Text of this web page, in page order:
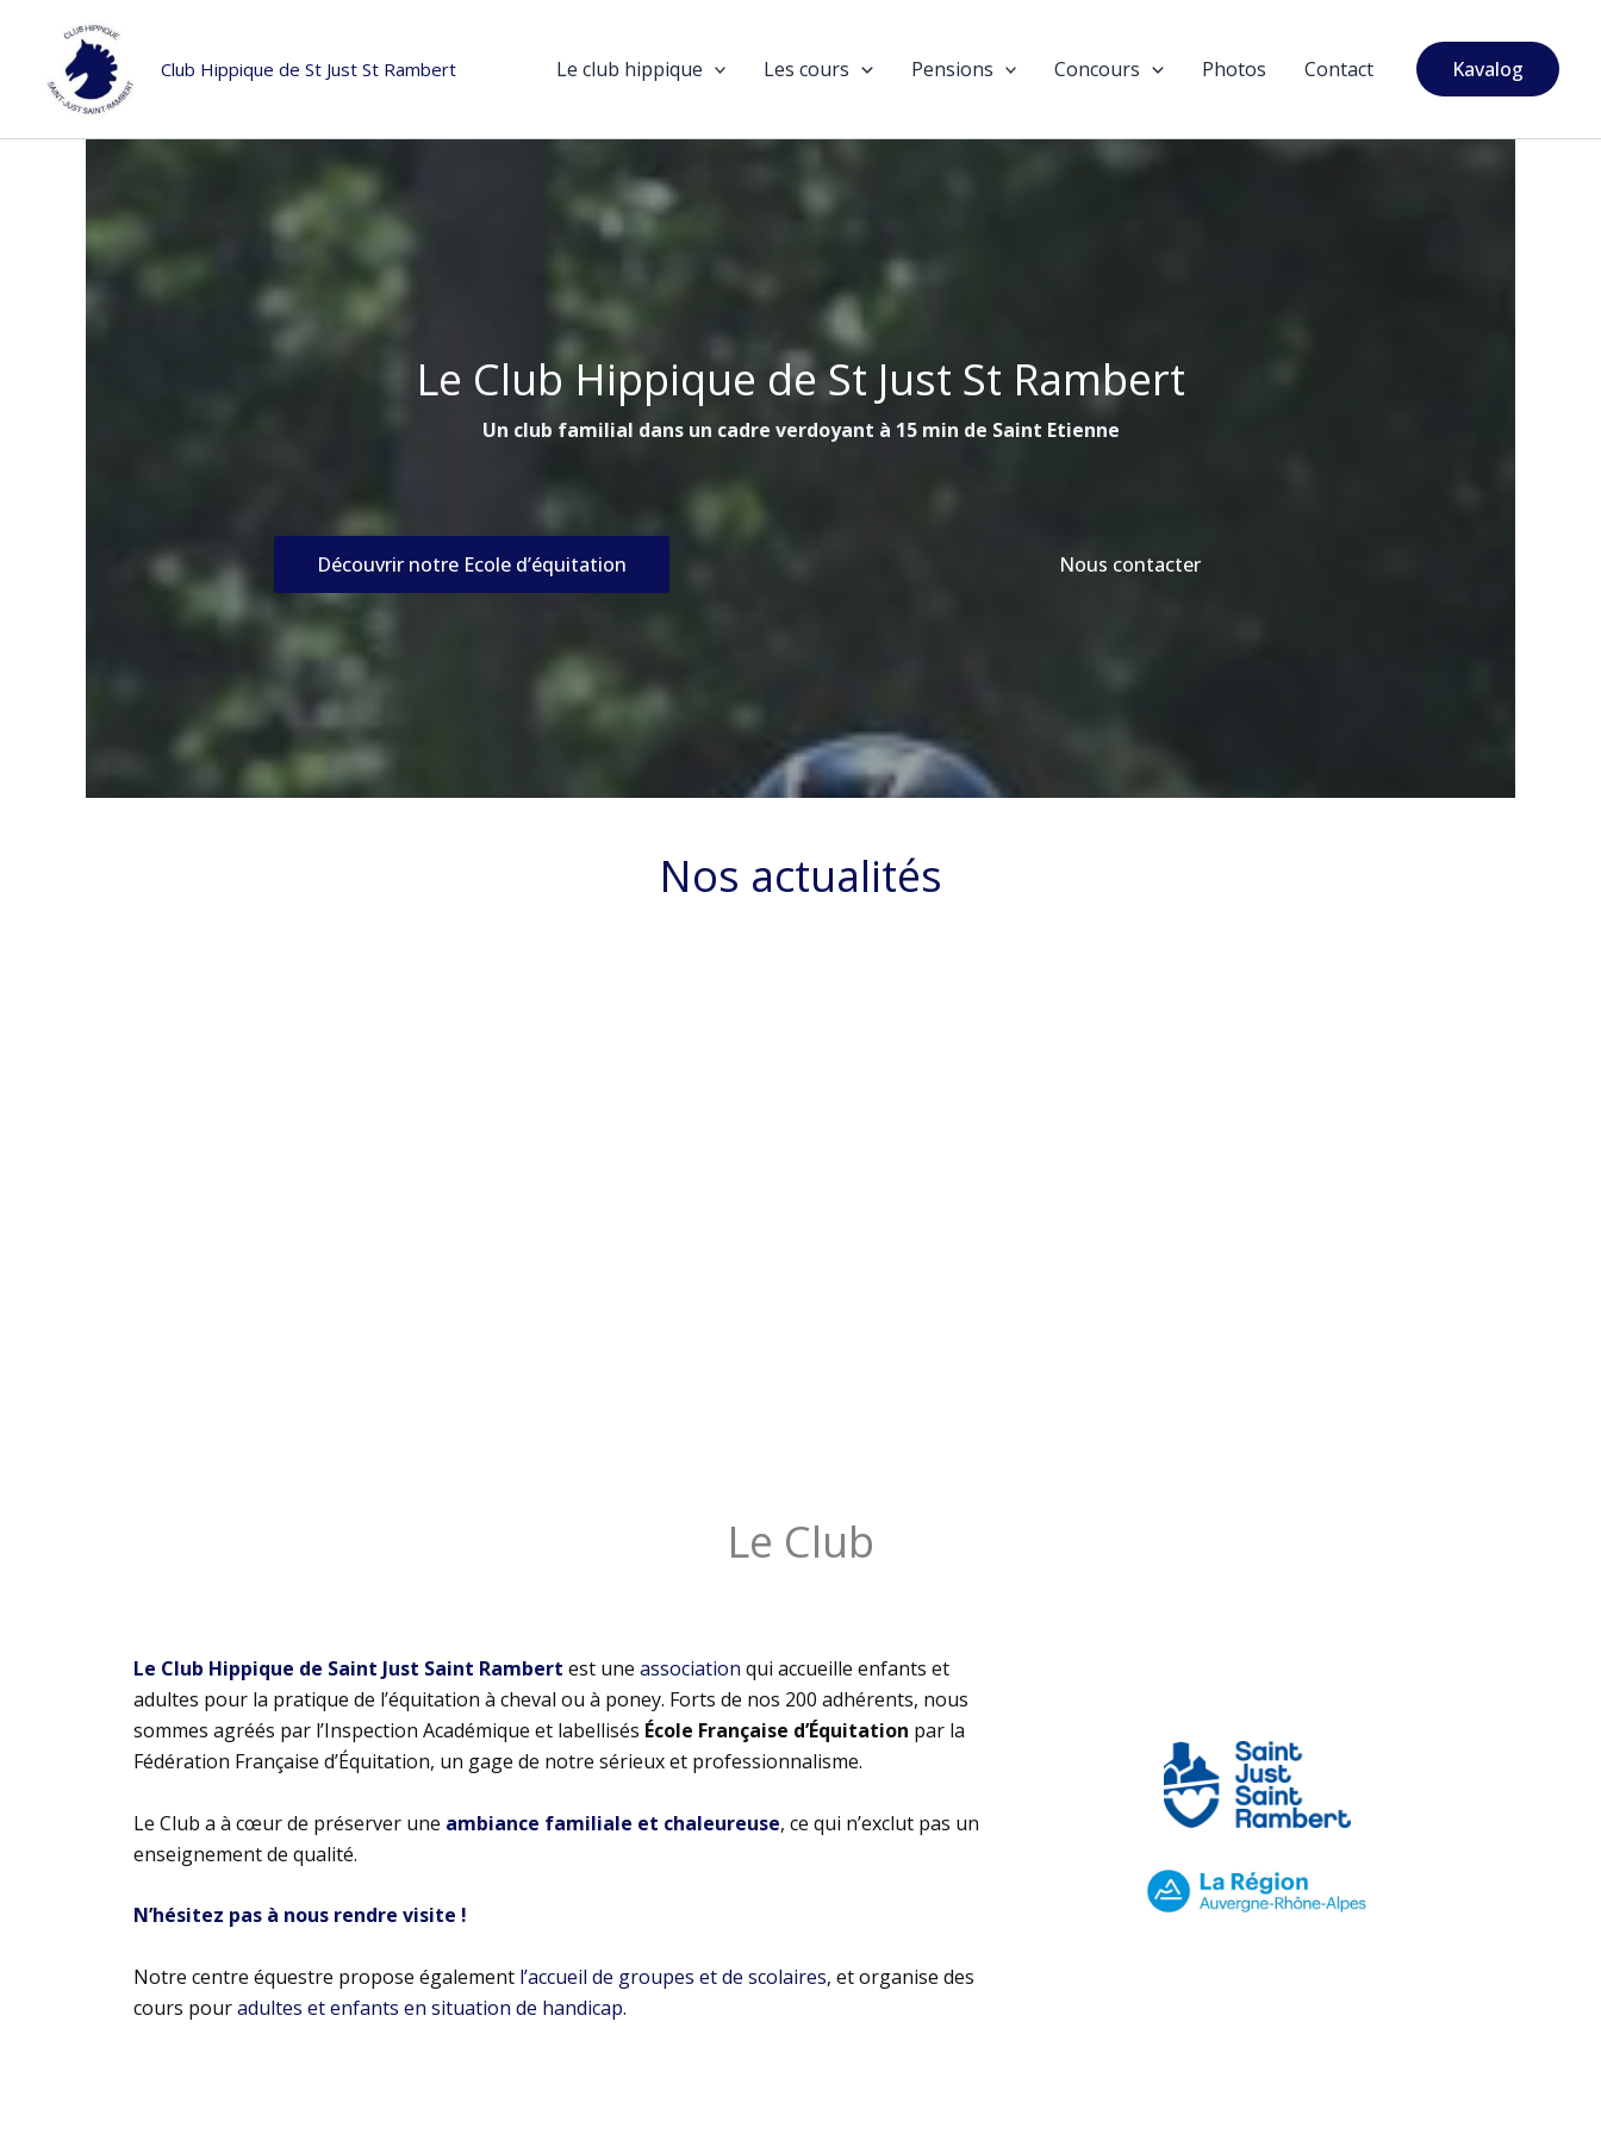
contenu
Club Hippique de St Just St Rambert Le club hippique Les cours Pensions Concours Photos Contact Kavalog
Le Club Hippique de St Just St Rambert
Un club familial dans un cadre verdoyant à 15 min de Saint Etienne
Découvrir notre Ecole d’équitation Nous contacter
Nos actualités
Le Club
Le Club Hippique de Saint Just Saint Rambert est une association qui accueille enfants et
adultes pour la pratique de l’équitation à cheval ou à poney. Forts de nos 200 adhérents, nous
sommes agréés par l’Inspection Académique et labellisés École Française d’Équitation par la
Fédération Française d’Équitation, un gage de notre sérieux et professionnalisme.
Le Club a à cœur de préserver une ambiance familiale et chaleureuse, ce qui n’exclut pas un
enseignement de qualité.
N’hésitez pas à nous rendre visite !
Notre centre équestre propose également l’accueil de groupes et de scolaires, et organise des
cours pouradultes et enfants en situation de handicap.